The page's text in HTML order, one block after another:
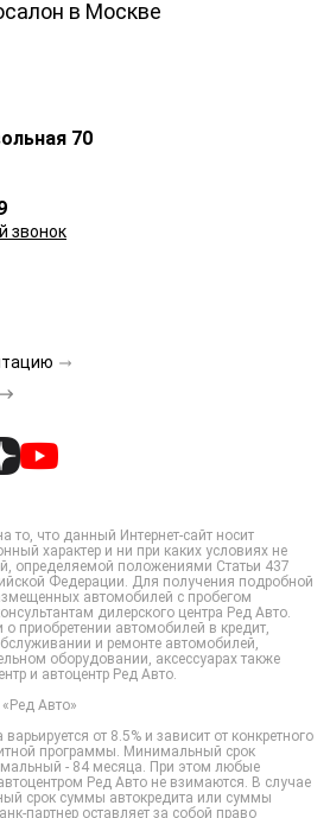
в Москве
70
звонок
что данный Интернет-сайт носит
характер и ни при каких условиях не
определяемой положениями Статьи 437
Федерации. Для получения подробной
автомобилей с пробегом
дилерского центра Ред Авто.
приобретении автомобилей в кредит,
и ремонте автомобилей,
оборудовании, аксессуарах также
и автоцентр Ред Авто.
Авто»
от 8.5% и зависит от конкретного
программы. Минимальный срок
- 84 месяца. При этом любые
Ред Авто не взимаются. В случае
срок суммы автокредита или суммы
партнер оставляет за собой право